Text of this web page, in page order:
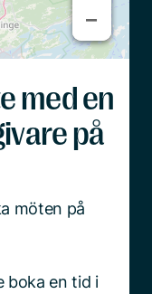
−
−
med en
på
möten på
boka en tid i